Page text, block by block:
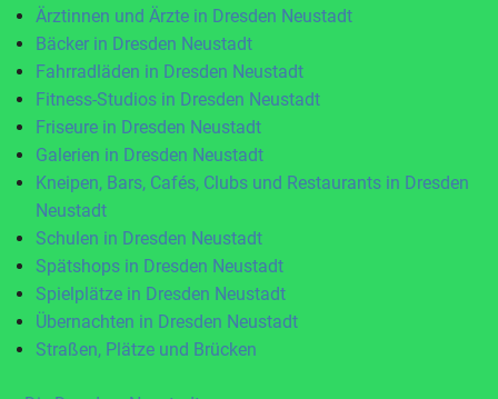
Ärztinnen und Ärzte in Dresden Neustadt
Bäcker in Dresden Neustadt
Fahrradläden in Dresden Neustadt
Fitness-Studios in Dresden Neustadt
Friseure in Dresden Neustadt
Galerien in Dresden Neustadt
Kneipen, Bars, Cafés, Clubs und Restaurants in Dresden
Neustadt
Schulen in Dresden Neustadt
Spätshops in Dresden Neustadt
Spielplätze in Dresden Neustadt
Übernachten in Dresden Neustadt
Straßen, Plätze und Brücken